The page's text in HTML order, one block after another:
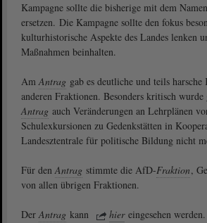
Kampagne sollte die bisherige mit dem
ersetzen. Die Kampagne sollte den fokus
kulturhistorische Aspekte des Landes lenken
Maßnahmen beinhalten.
AmAntrag gab es deutliche und teils
anderen Fraktionen. Besonders kritisch wurde
Antrag auch Veränderungen an Lehrplänen
Schulexkursionen zu Gedenkstätten in
Landesztentrale für politische Bildung nicht
Für denAntrag stimmte die AfD-Fraktion,
von allen übrigen Fraktionen.
DerAntrag kann hier eingesehen werden.